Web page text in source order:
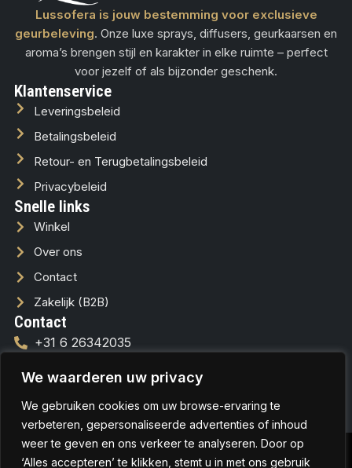
We waarderen uw privacy
We gebruiken cookies om uw browse-ervaring te
verbeteren, gepersonaliseerde advertenties of inhoud
weer te geven en ons verkeer te analyseren. Door op
‘Alles accepteren’ te klikken, stemt u in met ons gebruik
Lussofera is jouw bestemming voor exclusieve
geurbeleving. Onze luxe sprays, diffusers, geurkaarsen en
aroma’s brengen stijl en karakter in elke ruimte – perfect
voor jezelf of als bijzonder geschenk.
Klantenservice
Leveringsbeleid
Betalingsbeleid
Retour- en Terugbetalingsbeleid
Privacybeleid
Snelle links
Winkel
Over ons
Contact
Zakelijk (B2B)
Contact
+31 6 26342035
info@lussofera.nl
© Copyrights 2026
Hosted & Designed
Aangepaste